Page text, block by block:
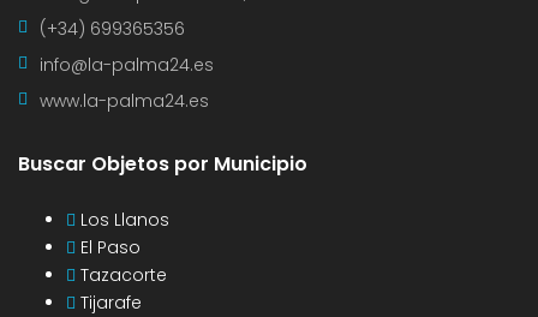
(+34) 699365356
info@la-palma24.es
www.la-palma24.es
Buscar Objetos por Municipio
Los Llanos
El Paso
Tazacorte
Tijarafe